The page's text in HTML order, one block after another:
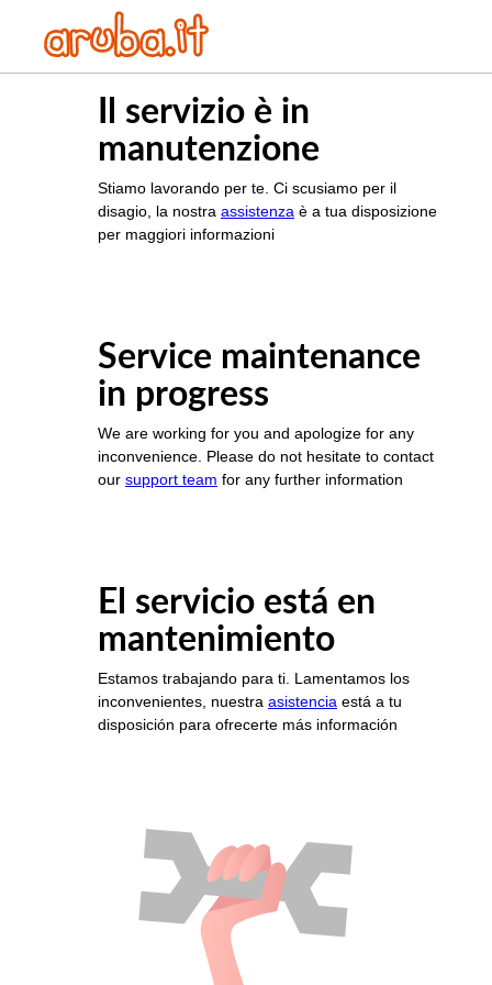
Il servizio è in
manutenzione
Stiamo lavorando per te. Ci scusiamo per il
disagio, la nostra assistenza è a tua disposizione
per maggiori informazioni
Service maintenance
in progress
We are working for you and apologize for any
inconvenience. Please do not hesitate to contact
our support team for any further information
El servicio está en
mantenimiento
Estamos trabajando para ti. Lamentamos los
inconvenientes, nuestra asistencia está a tu
disposición para ofrecerte más información